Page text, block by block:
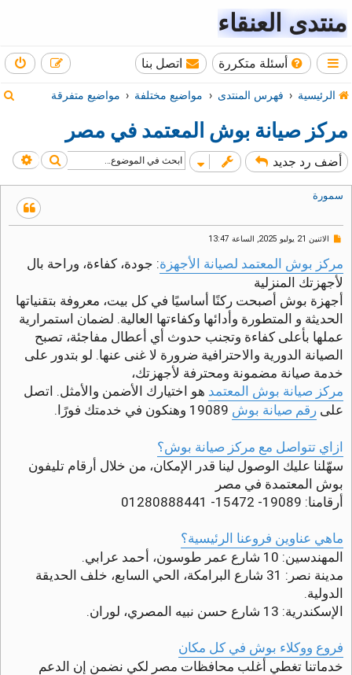
منتدى العنقاء
أسئلة متكررة اتصل بنا
الرئيسية فهرس المنتدى مواضيع مختلفة مواضيع متفرقة
مركز صيانة بوش المعتمد في مصر
أضف رد جديد بحث
سمورة
م
ر
ك
غ
ي
م
ق
و
ء
ة
الاثنين 21 يوليو 2025, الساعة 13:47
مركز بوش المعتمد لصيانة الأجهزة: جودة، كفاءة، وراحة بال
لأجهزتك المنزلية
أجهزة بوش أصبحت ركنًا أساسيًا في كل بيت، معروفة بتقنياتها
الحديثة و المتطورة وأدائها وكفاءتها العالية. لضمان استمرارية
عملها بأعلى كفاءة وتجنب حدوث أي أعطال مفاجئة، تصبح
الصيانة الدورية والاحترافية ضرورة لا غنى عنها. لو بتدور على
خدمة صيانة مضمونة ومحترفة لأجهزتك،
مركز صيانة بوش المعتمد هو اختيارك الأضمن والأمثل. اتصل
على رقم صيانة بوش
ازاي تتواصل مع مركز صيانة بوش؟
سهّلنا عليك الوصول لينا قدر الإمكان، من خلال أرقام تليفون
بوش المعتمدة في مصر
أرقامنا: 19089- 15472- 01280888441
ماهي عناوين فروعنا الرئيسية؟
المهندسين: 10 شارع عمر طوسون، أحمد عرابي.
مدينة نصر: 31 شارع البرامكة، الحي السابع، خلف الحديقة
الدولية.
الإسكندرية: 13 شارع حسن نبيه المصري، لوران.
فروع ووكلاء بوش في كل مكان
خدماتنا تغطي أغلب محافظات مصر لكي نضمن إن الدعم